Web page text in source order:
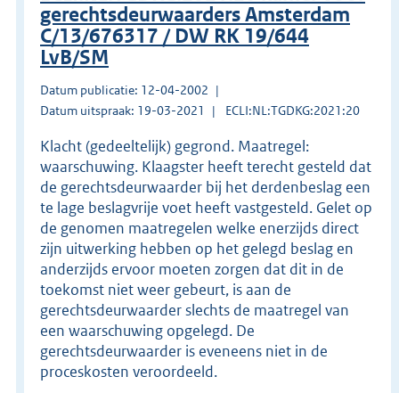
gerechtsdeurwaarders Amsterdam
C/13/676317 / DW RK 19/644
LvB/SM
Datum publicatie: 12-04-2002
Datum uitspraak: 19-03-2021
ECLI:NL:TGDKG:2021:20
Klacht (gedeeltelijk) gegrond. Maatregel:
waarschuwing. Klaagster heeft terecht gesteld dat
de gerechtsdeurwaarder bij het derdenbeslag een
te lage beslagvrije voet heeft vastgesteld. Gelet op
de genomen maatregelen welke enerzijds direct
zijn uitwerking hebben op het gelegd beslag en
anderzijds ervoor moeten zorgen dat dit in de
toekomst niet weer gebeurt, is aan de
gerechtsdeurwaarder slechts de maatregel van
een waarschuwing opgelegd. De
gerechtsdeurwaarder is eveneens niet in de
proceskosten veroordeeld.